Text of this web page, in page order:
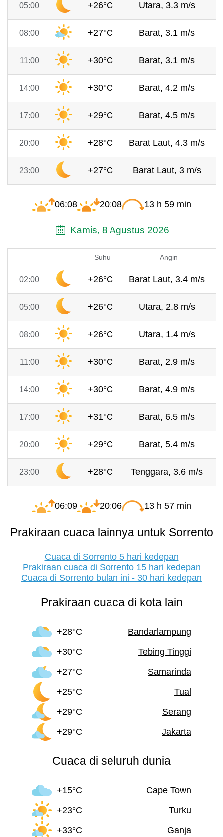
05:00 +26°C Utara, 3.3 m/s
08:00 +27°C Barat, 3.1 m/s
11:00 +30°C Barat, 3.1 m/s
14:00 +30°C Barat, 4.2 m/s
17:00 +29°C Barat, 4.5 m/s
20:00 +28°C Barat Laut, 4.3 m/s
23:00 +27°C Barat Laut, 3 m/s
06:08 20:08 13 h 59 min
Kamis, 8 Agustus 2026
Suhu Angin
02:00 +26°C Barat Laut, 3.4 m/s
05:00 +26°C Utara, 2.8 m/s
08:00 +26°C Utara, 1.4 m/s
11:00 +30°C Barat, 2.9 m/s
14:00 +30°C Barat, 4.9 m/s
17:00 +31°C Barat, 6.5 m/s
20:00 +29°C Barat, 5.4 m/s
23:00 +28°C Tenggara, 3.6 m/s
06:09 20:06 13 h 57 min
Prakiraan cuaca lainnya untuk Sorrento
Cuaca di Sorrento 5 hari kedepan
Prakiraan cuaca di Sorrento 15 hari kedepan
Cuaca di Sorrento bulan ini - 30 hari kedepan
Prakiraan cuaca di kota lain
+28°C
Bandarlampung
+30°C
Tebing Tinggi
+27°C
Samarinda
+25°C
Tual
+29°C
Serang
+29°C
Jakarta
Cuaca di seluruh dunia
+15°C
Cape Town
+23°C
Turku
+33°C
Ganja